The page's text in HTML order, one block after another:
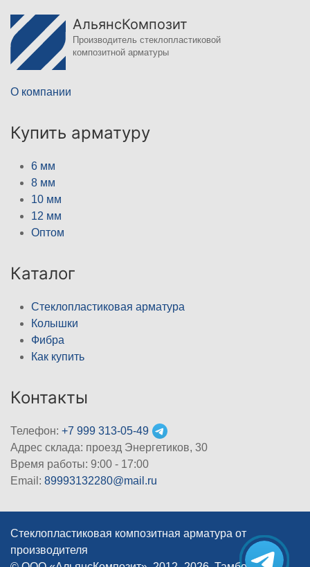
АльянсКомпозит
Производитель стеклопластиковой
композитной арматуры
О компании
Купить арматуру
6 мм
8 мм
10 мм
12 мм
Оптом
Каталог
Стеклопластиковая арматура
Колышки
Фибра
Как купить
Контакты
Телефон: +7 999 313-05-49
Адрес склада: проезд Энергетиков, 30
Время работы: 9:00 - 17:00
Email: 89993132280@mail.ru
Стеклопластиковая композитная арматура от
производителя